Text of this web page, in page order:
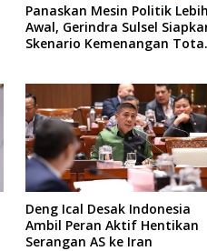
Panaskan Mesin Politik Lebih
Awal, Gerindra Sulsel
Skenario Kemenangan Total
Deng Ical Desak Indonesia
Ambil Peran Aktif Hentikan
Serangan AS ke Iran